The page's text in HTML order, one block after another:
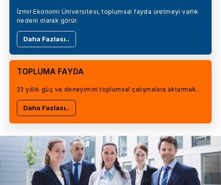
İzmir Ekonomi Üniversitesi, toplumsal fayda üretmeyi varlık
nedeni olarak görür.
Daha Fazlası..
TOPLUMA FAYDA
22 yıllık güç ve deneyimini toplumsal çalışmalara aktarmak..
Daha Fazlası..